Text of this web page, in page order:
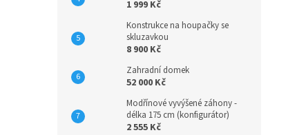
1 999 Kč
Konstrukce na houpačky se
skluzavkou
8 900 Kč
Zahradní domek
52 000 Kč
Modřínové vyvýšené záhony -
délka 175 cm (konfigurátor)
2 555 Kč